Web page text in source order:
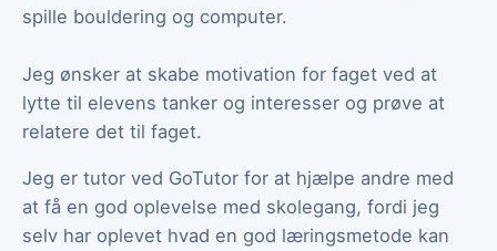
spille bouldering og computer.
Jeg ønsker at skabe motivation for faget ved at
lytte til elevens tanker og interesser og prøve at
relatere det til faget.
Jeg er tutor ved GoTutor for at hjælpe andre med
at få en god oplevelse med skolegang, fordi jeg
selv har oplevet hvad en god læringsmetode kan